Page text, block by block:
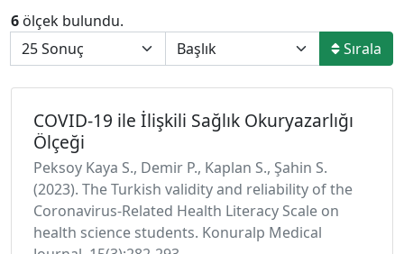
6 ölçek bulundu.
Sırala
COVID-19 ile İlişkili Sağlık Okuryazarlığı
Ölçeği
Peksoy Kaya S., Demir P., Kaplan S., Şahin S.
(2023). The Turkish validity and reliability of the
Coronavirus-Related Health Literacy Scale on
health science students. Konuralp Medical